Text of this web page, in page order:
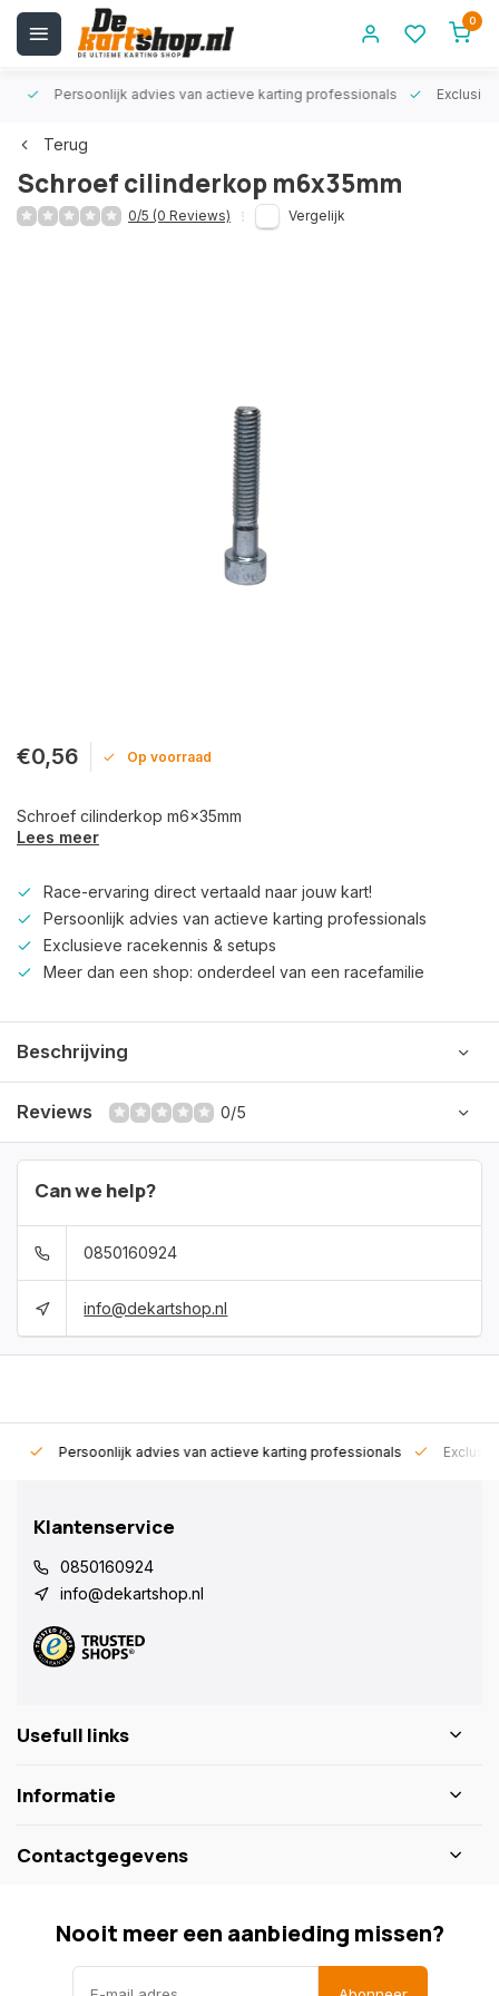
0
Persoonlijk advies van actieve karting professionals
Terug
Schroef cilinderkop m6x35mm
0/5 (0 Reviews) Vergelijk
€0,56 Op voorraad
Schroef cilinderkop m6x35mm
Lees meer
Race-ervaring direct vertaald naar jouw kart!
Persoonlijk advies van actieve karting professionals
Exclusieve racekennis & setups
Meer dan een shop: onderdeel van een racefamilie
Beschrijving
Reviews 0/5
Can we help?
0850160924
info@dekartshop.nl
Persoonlijk advies van actieve karting professionals
Klantenservice
0850160924
info@dekartshop.nl
Usefull links
Informatie
Contactgegevens
Nooit meer een aanbieding missen?